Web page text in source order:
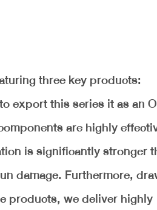
three key products:
export this series it as an
are highly
is significantly stronger
damage. Furthermore,
products, we deliver highly